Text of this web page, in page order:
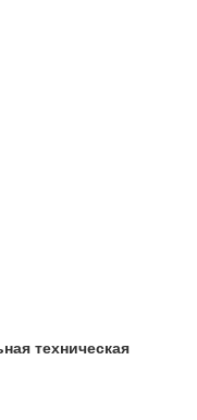
техническая